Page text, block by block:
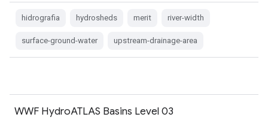
hidrografia hydrosheds merit river-width
surface-ground-water upstream-drainage-area
WWF HydroATLAS Basins Level 03